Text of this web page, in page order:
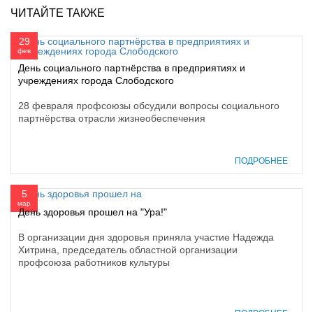
ЧИТАЙТЕ ТАКЖЕ
29
фев
День социального партнёрства в предприятиях и
учреждениях города Слободского
28 февраля профсоюзы обсудили вопросы социального
партнёрства отрасли жизнеобеспечения
ПОДРОБНЕЕ
5
мар
День здоровья прошел на "Ура!"
В организации дня здоровья приняла участие Надежда
Хитрина, председатель областной организации
профсоюза работников культуры